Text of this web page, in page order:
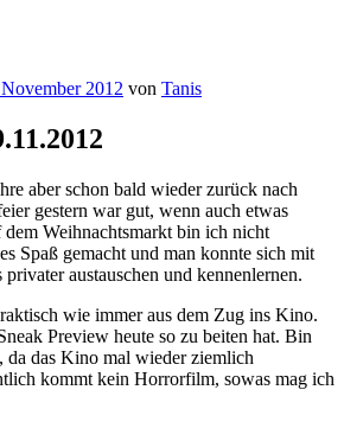
2012 von Tanis
aber schon bald wieder zurück nach
gestern war gut, wenn auch etwas
Weihnachtsmarkt bin ich nicht
Spaß gemacht und man konnte sich mit
austauschen und kennenlernen.
wie immer aus dem Zug ins Kino.
Preview heute so zu beiten hat. Bin
da das Kino mal wieder ziemlich
kommt kein Horrorfilm, sowas mag ich